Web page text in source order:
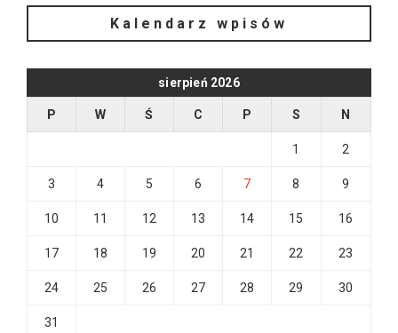
Kalendarz wpisów
sierpień 2026
P W Ś C P S N
1 2
3 4 5 6 7 8 9
10 11 12 13 14 15 16
17 18 19 20 21 22 23
24 25 26 27 28 29 30
31